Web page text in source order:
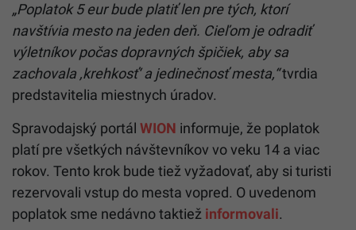
„Poplatok 5 eur bude platiť len pre tých, ktorí
navštívia mesto na jeden deň. Cieľom je odradiť
výletníkov počas dopravných špičiek, aby sa
zachovala ,krehkosť‘ a jedinečnosť mesta,“tvrdia
predstavitelia miestnych úradov.
Spravodajský portál WION informuje, že poplatok
platí pre všetkých návštevníkov vo veku 14 a viac
rokov. Tento krok bude tiež vyžadovať, aby si turisti
rezervovali vstup do mesta vopred. O uvedenom
poplatok sme nedávno taktiež informovali.